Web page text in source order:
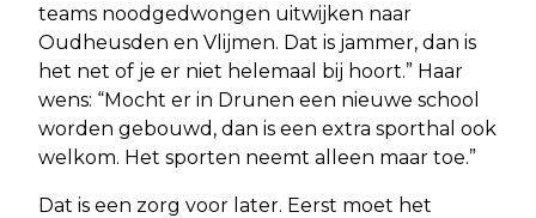
teams noodgedwongen uitwijken naar
Oudheusden en Vlijmen. Dat is jammer, dan is
het net of je er niet helemaal bij hoort.” Haar
wens: “Mocht er in Drunen een nieuwe school
worden gebouwd, dan is een extra sporthal ook
welkom. Het sporten neemt alleen maar toe.”
Dat is een zorg voor later. Eerst moet het